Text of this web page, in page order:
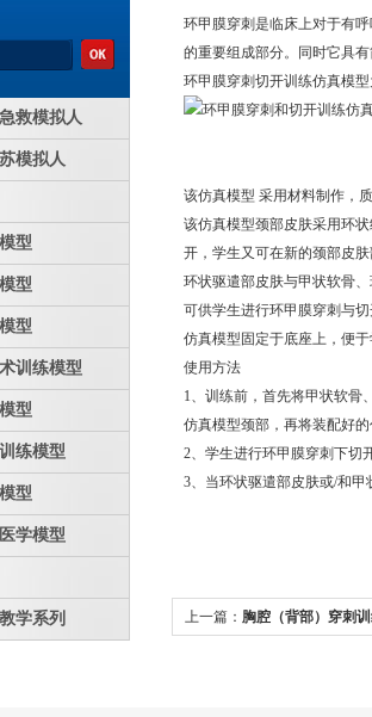
救模拟人
模拟人
型
型
型
训练模型
型
练模型
型
学模型
学系列
环甲膜穿刺是临床上对于有
的重要组成部分。同时它具
环甲膜穿刺切开训练仿真模
该仿真模型 采用材料制作，
该仿真模型颈部皮肤采用环
开，学生又可在新的颈部皮
环状驱遣部皮肤与甲状软骨
可供学生进行环甲膜穿刺与
仿真模型固定于底座上，便
使用方法
1、训练前，首先将甲状软骨
仿真模型颈部，再将装配好
2、学生进行环甲膜穿刺下切
3、当环状驱遣部皮肤或/和
上一篇： 胸腔（背部）穿刺